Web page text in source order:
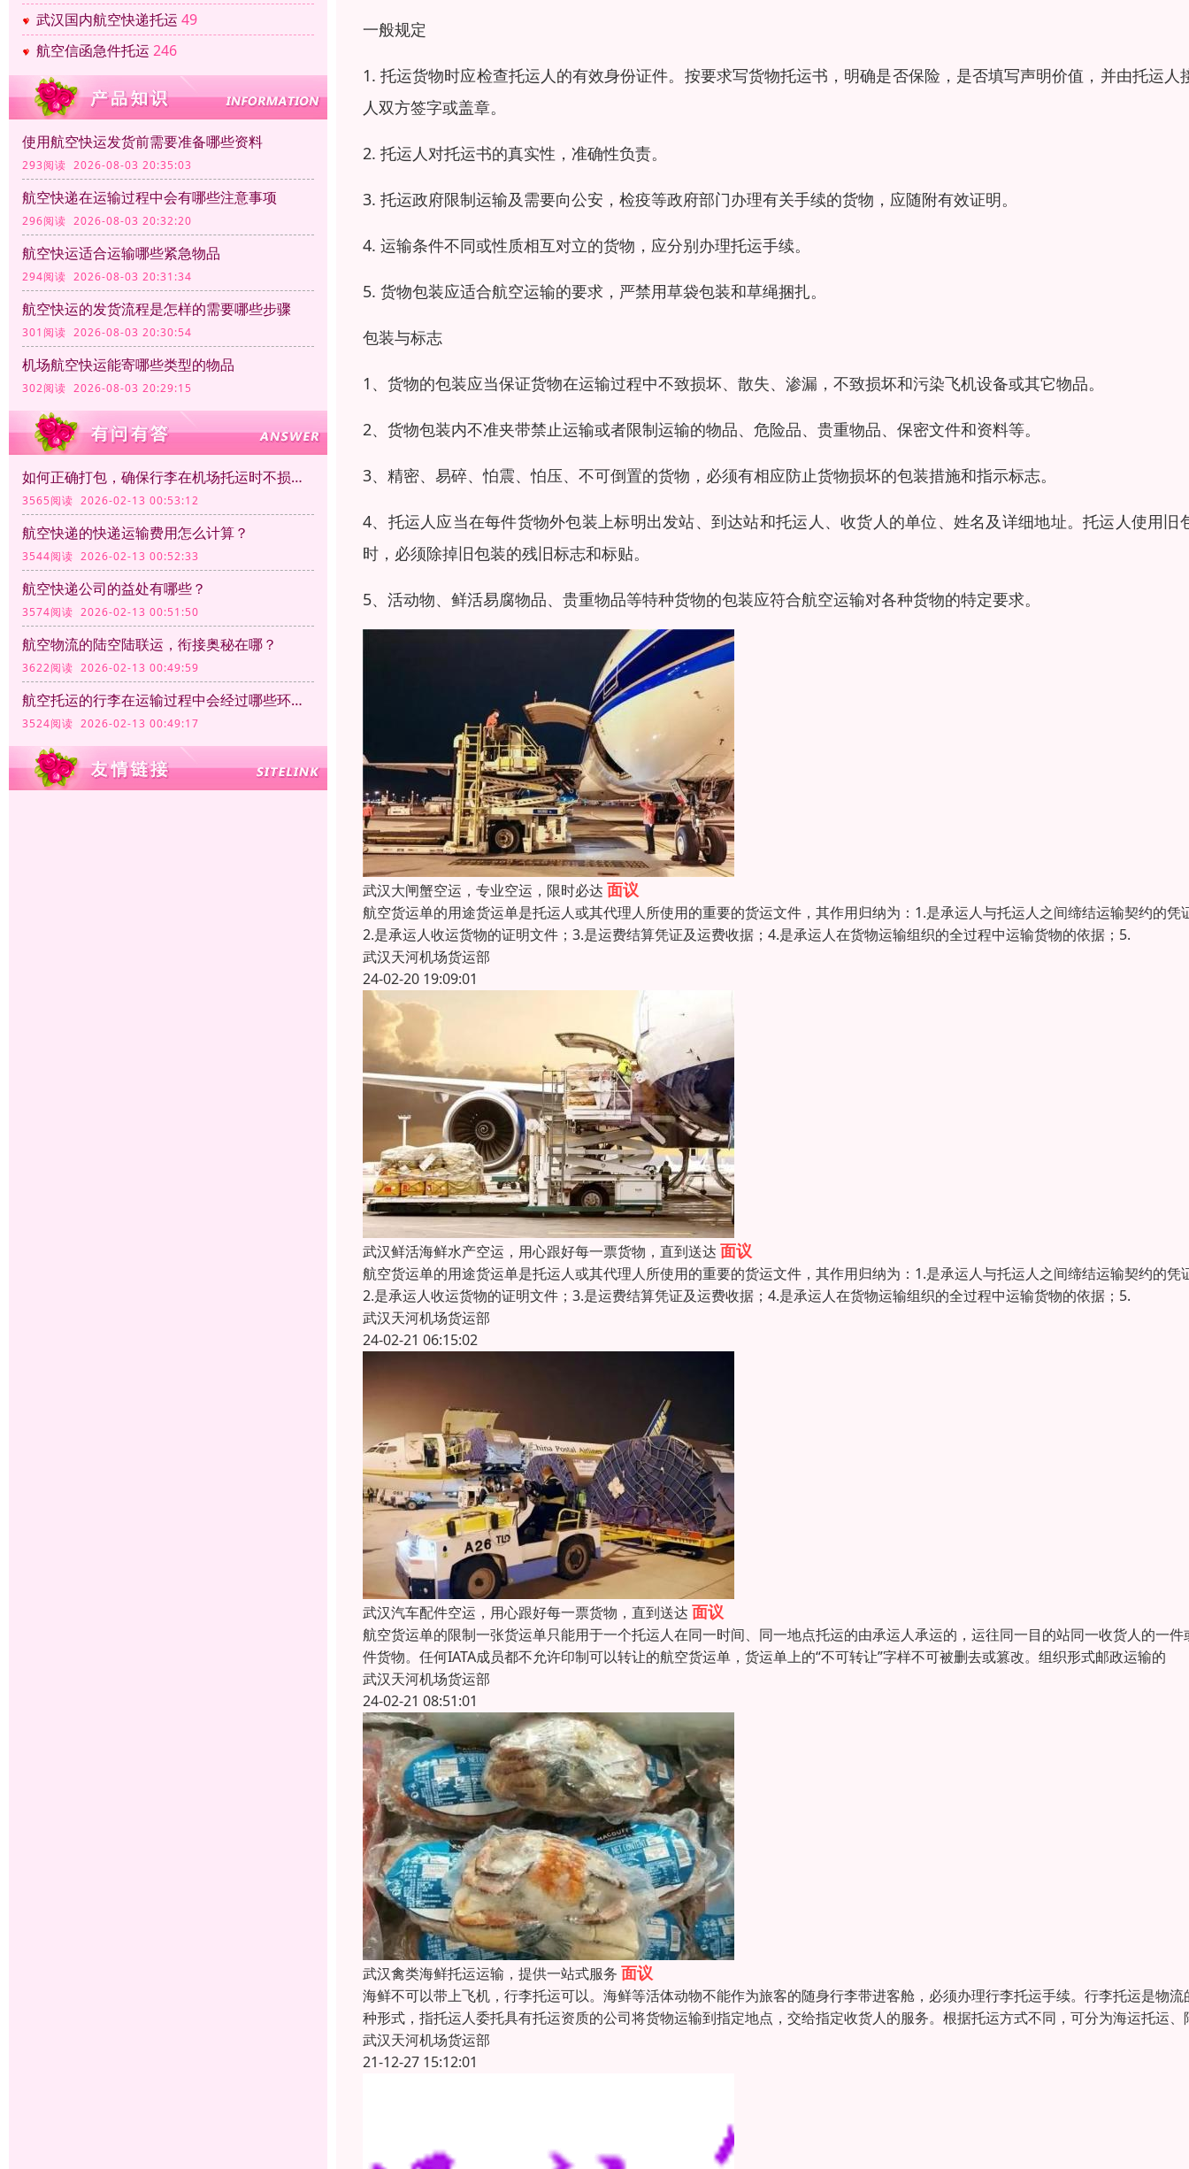
武汉国内航空快递托运 49
航空信函急件托运 246
使用航空快运发货前需要准备哪些资料
293阅读 2026-08-03 20:35:03
航空快递在运输过程中会有哪些注意事项
296阅读 2026-08-03 20:32:20
航空快运适合运输哪些紧急物品
294阅读 2026-08-03 20:31:34
航空快运的发货流程是怎样的需要哪些步骤
301阅读 2026-08-03 20:30:54
机场航空快运能寄哪些类型的物品
302阅读 2026-08-03 20:29:15
如何正确打包，确保行李在机场托运时不损坏？
3565阅读 2026-02-13 00:53:12
航空快递的快递运输费用怎么计算？
3544阅读 2026-02-13 00:52:33
航空快递公司的益处有哪些？
3574阅读 2026-02-13 00:51:50
航空物流的陆空陆联运，衔接奥秘在哪？
3622阅读 2026-02-13 00:49:59
航空托运的行李在运输过程中会经过哪些环节？
3524阅读 2026-02-13 00:49:17
一般规定
1. 托运货物时应检查托运人的有效身份证件。按要求写货物托运书，明确是否保险，是否填写声明价值，并由托运人
人双方签字或盖章。
2. 托运人对托运书的真实性，准确性负责。
3. 托运政府限制运输及需要向公安，检疫等政府部门办理有关手续的货物，应随附有效证明。
4. 运输条件不同或性质相互对立的货物，应分别办理托运手续。
5. 货物包装应适合航空运输的要求，严禁用草袋包装和草绳捆扎。
包装与标志
1、货物的包装应当保证货物在运输过程中不致损坏、散失、渗漏，不致损坏和污染飞机设备或其它物品。
2、货物包装内不准夹带禁止运输或者限制运输的物品、危险品、贵重物品、保密文件和资料等。
3、精密、易碎、怕震、怕压、不可倒置的货物，必须有相应防止货物损坏的包装措施和指示标志。
4、托运人应当在每件货物外包装上标明出发站、到达站和托运人、收货人的单位、姓名及详细地址。托运人使用旧
时，必须除掉旧包装的残旧标志和标贴。
5、活动物、鲜活易腐物品、贵重物品等特种货物的包装应符合航空运输对各种货物的特定要求。
武汉大闸蟹空运，专业空运，限时必达 面议
航空货运单的用途货运单是托运人或其代理人所使用的重要的货运文件，其作用归纳为：1.是承运人与托运人之间缔结运输契约的凭
2.是承运人收运货物的证明文件；3.是运费结算凭证及运费收据；4.是承运人在货物运输组织的全过程中运输货物的依据；5.
武汉天河机场货运部
24-02-20 19:09:01
武汉鲜活海鲜水产空运，用心跟好每一票货物，直到送达 面议
航空货运单的用途货运单是托运人或其代理人所使用的重要的货运文件，其作用归纳为：1.是承运人与托运人之间缔结运输契约的凭
2.是承运人收运货物的证明文件；3.是运费结算凭证及运费收据；4.是承运人在货物运输组织的全过程中运输货物的依据；5.
武汉天河机场货运部
24-02-21 06:15:02
武汉汽车配件空运，用心跟好每一票货物，直到送达 面议
航空货运单的限制一张货运单只能用于一个托运人在同一时间、同一地点托运的由承运人承运的，运往同一目的站同一收货人的一件
件货物。任何IATA成员都不允许印制可以转让的航空货运单，货运单上的“不可转让”字样不可被删去或篡改。组织形式邮政运输的
武汉天河机场货运部
24-02-21 08:51:01
武汉禽类海鲜托运运输，提供一站式服务 面议
海鲜不可以带上飞机，行李托运可以。海鲜等活体动物不能作为旅客的随身行李带进客舱，必须办理行李托运手续。行李托运是物流
种形式，指托运人委托具有托运资质的公司将货物运输到指定地点，交给指定收货人的服务。根据托运方式不同，可分为海运托运、
武汉天河机场货运部
21-12-27 15:12:01